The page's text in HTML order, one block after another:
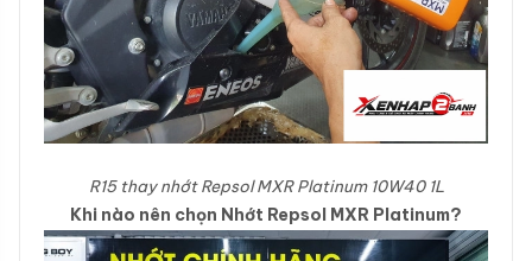
R15 thay nhớt Repsol MXR Platinum 10W40 1L
Khi nào nên chọn Nhớt Repsol MXR Platinum?